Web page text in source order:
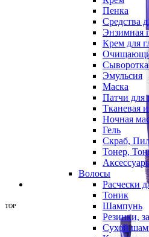
Пенка
Средства
Энзимная
Крем для
Сыворотка
Эмульсия
Маска
Патчи для
Тканевая
Ночная
Гель
Скраб,
Тонер,
Волосы
Расчески
Тоник
Шампунь
Резинки,
Сухой
TOP